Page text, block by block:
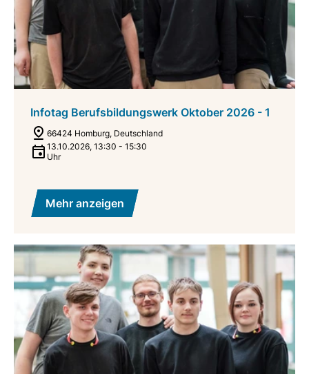
Infotag Berufsbildungswerk Oktober 2026 - 1
66424 Homburg, Deutschland
13.10.2026, 13:30 - 15:30
Uhr
Mehr anzeigen